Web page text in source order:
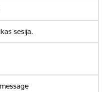
sesija.